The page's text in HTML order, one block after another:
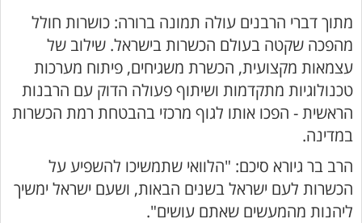
מתוך דברי הרבנים עולה תמונה ברורה: כושרות חולל
מהפכה שקטה בעולם הכשרות בישראל. שילוב של
עצמאות מקצועית, הכשרת משגיחים, פיתוח מערכות
טכנולוגיות מתקדמות ושיתוף פעולה הדוק עם הרבנות
הראשית - הפכו אותו לגוף מרכזי בהבטחת רמת הכשרות
במדינה.
הרב בר גיורא סיכם: "הלוואי שתמשיכו להשפיע על
הכשרות לעם ישראל בשנים הבאות, ושעם ישראל ימשיך
ליהנות מהמעשים שאתם עושים".